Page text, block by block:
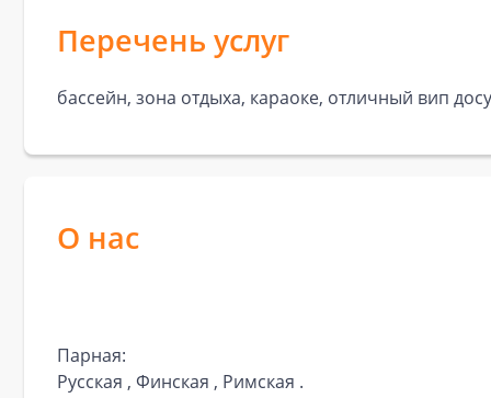
Перечень услуг
бассейн, зона отдыха, караоке, отличный вип
О нас
Парная:
Русская , Финская , Римская .